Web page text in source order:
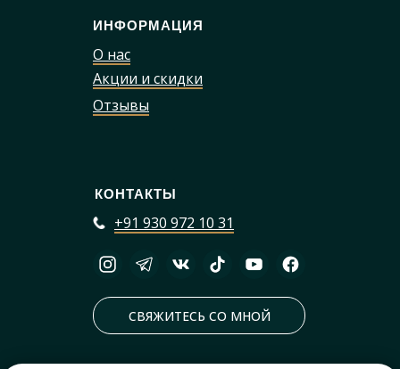
ИНФОРМАЦИЯ
О нас
Акции и скидки
Отзывы
КОНТАКТЫ
+91 930 972 10 31
СВЯЖИТЕСЬ СО МНОЙ